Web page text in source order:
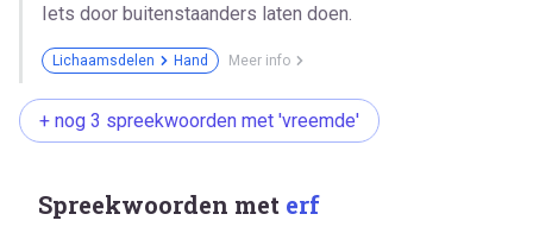
Iets door buitenstaanders laten doen.
Lichaamsdelen Hand Meer info
+ nog 3 spreekwoorden met 'vreemde'
Spreekwoorden met erf